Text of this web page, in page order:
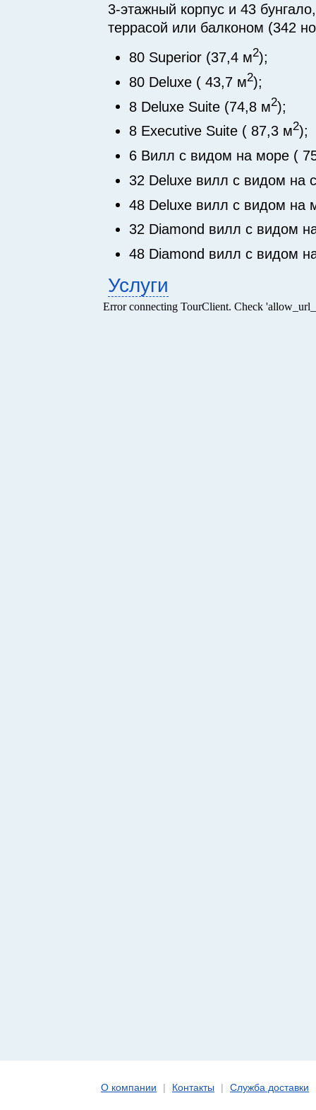
3-этажный корпус и 43
террасой или балконом (342
80 Superior (37,4 м2);
80 Deluxe ( 43,7 м2);
8 Deluxe Suite (74,8 м2);
8 Executive Suite ( 87,3 м2);
6 Вилл с видом на море (
32 Deluxe вилл с видом на
48 Deluxe вилл с видом на
32 Diamond вилл с видом
48 Diamond вилл с видом
Услуги
О компании Контакты Служба доставки